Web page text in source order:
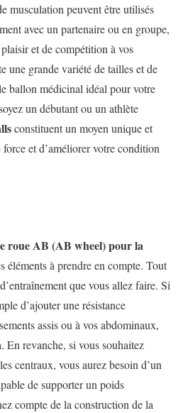
musculation peuvent être utilisés
avec un partenaire ou en groupe,
et de compétition à vos
une grande variété de tailles et de
ballon médicinal idéal pour votre
un débutant ou un athlète
constituent un moyen unique et
et d’améliorer votre condition
roue AB (AB wheel) pour la
éléments à prendre en compte. Tout
que vous allez faire. Si
d’ajouter une résistance
assis ou à vos abdominaux,
En revanche, si vous souhaitez
centraux, vous aurez besoin d’un
de supporter un poids
compte de la construction de la